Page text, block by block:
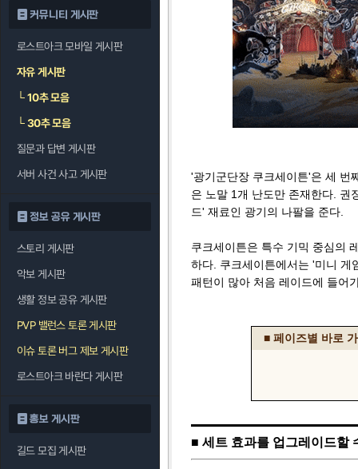
커뮤니티 게시판
로스트아크 모바일 게시판
자유 게시판
└10추 모음
└30추 모음
질문과 답변 게시판
서버 사건 사고 게시판
정보 공유 게시판
스토리 게시판
악보 게시판
생활 정보 공유 게시판
PVP 밸런스 토론 게시판
이슈 토론 버그 제보 게시판
로스트아크 바란다 게시판
홍보 게시판
길드 모집 게시판
'광기군단장 쿠크세이튼'은 세 번
은 노말 1개 난도만 존재한다. 권
드' 재료인 광기의 나팔을 준다.
쿠크세이튼은 특수 기믹 중심의
하다. 쿠크세이튼에서는 '미니 게
패턴이 많아 처음 레이드에 들어
■ 페이즈별 바로
■ 세트 효과를 업그레이드할